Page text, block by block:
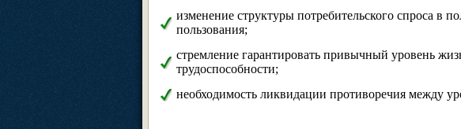
изменение структуры потребительского спроса в
пользования;
стремление гарантировать привычный уровень
трудоспособности;
необходимость ликвидации противоречия между